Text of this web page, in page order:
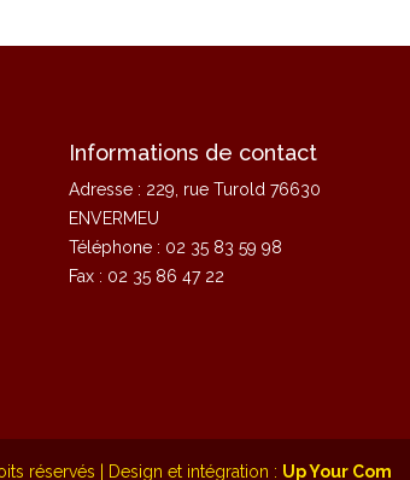
Informations de contact
Adresse : 229, rue Turold 76630
ENVERMEU
Téléphone : 02 35 83 59 98
Fax : 02 35 86 47 22
réservés | Design et intégration : Up Your Com